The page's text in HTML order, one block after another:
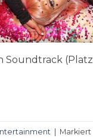
Soundtrack
Markiert